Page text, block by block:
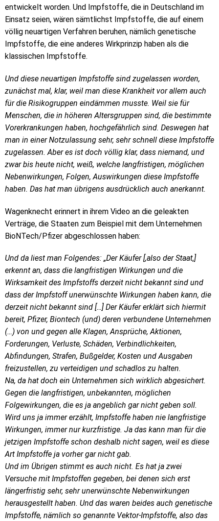
entwickelt worden. Und Impfstoffe, die in Deutschland im
Einsatz seien, wären sämtlichst Impfstoffe, die auf einem
völlig neuartigen Verfahren beruhen, nämlich genetische
Impfstoffe, die eine anderes Wirkprinzip haben als die
klassischen Impfstoffe.
Und diese neuartigen Impfstoffe sind zugelassen worden,
zunächst mal, klar, weil man diese Krankheit vor allem auch
für die Risikogruppen eindämmen musste. Weil sie für
Menschen, die in höheren Altersgruppen sind, die bestimmte
Vorerkrankungen haben, hochgefährlich sind. Deswegen hat
man in einer Notzulassung sehr, sehr schnell diese Impfstoffe
zugelassen. Aber es ist doch völlig klar, dass niemand, und
zwar bis heute nicht, weiß, welche langfristigen, möglichen
Nebenwirkungen, Folgen, Auswirkungen diese Impfstoffe
haben. Das hat man übrigens ausdrücklich auch anerkannt.
Wagenknecht erinnert in ihrem Video an die geleakten
Verträge, die Staaten zum Beispiel mit dem Unternehmen
BioNTech/Pfizer abgeschlossen haben:
Und da liest man Folgendes: „Der Käufer [,also der Staat,]
erkennt an, dass die langfristigen Wirkungen und die
Wirksamkeit des Impfstoffs derzeit nicht bekannt sind und
dass der Impfstoff unerwünschte Wirkungen haben kann, die
derzeit nicht bekannt sind […] Der Käufer erklärt sich hiermit
bereit, Pfizer, Biontech (und) deren verbundene Unternehmen
(…) von und gegen alle Klagen, Ansprüche, Aktionen,
Forderungen, Verluste, Schäden, Verbindlichkeiten,
Abfindungen, Strafen, Bußgelder, Kosten und Ausgaben
freizustellen, zu verteidigen und schadlos zu halten.
Na, da hat doch ein Unternehmen sich wirklich abgesichert.
Gegen die langfristigen, unbekannten, möglichen
Folgewirkungen, die es ja angeblich gar nicht geben soll.
Wird uns ja immer erzählt, Impfstoffe haben nie langfristige
Wirkungen, immer nur kurzfristige. Ja das kann man für die
jetzigen Impfstoffe schon deshalb nicht sagen, weil es diese
Art Impfstoffe ja vorher gar nicht gab.
Und im Übrigen stimmt es auch nicht. Es hat ja zwei
Versuche mit Impfstoffen gegeben, bei denen sich erst
längerfristig sehr, sehr unerwünschte Nebenwirkungen
herausgestellt haben. Und das waren beides auch genetische
Impfstoffe, nämlich so genannte Vektor-Impfstoffe, also das